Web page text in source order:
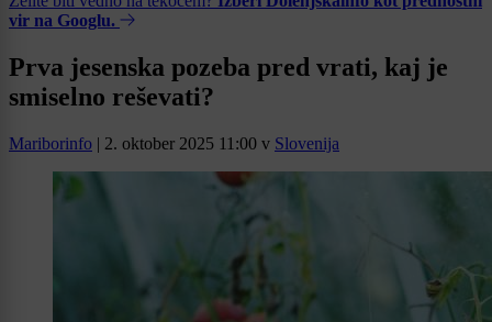
vir na Googlu.
Prva jesenska pozeba pred vrati, kaj je
smiselno reševati?
Mariborinfo | 2. oktober 2025 11:00 v Slovenija